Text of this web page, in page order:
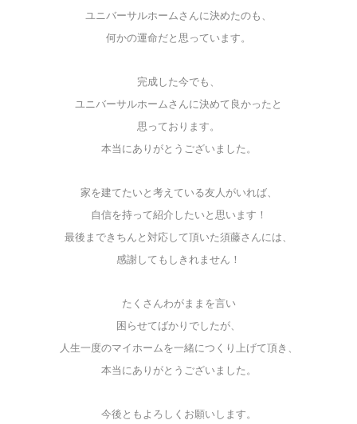
ユニバーサルホームさんに決めたのも、
何かの運命だと思っています。
完成した今でも、
ユニバーサルホームさんに決めて良かったと
思っております。
本当にありがとうございました。
家を建てたいと考えている友人がいれば、
自信を持って紹介したいと思います！
最後まできちんと対応して頂いた須藤さんには、
感謝してもしきれません！
たくさんわがままを言い
困らせてばかりでしたが、
人生一度のマイホームを一緒につくり上げて頂き、
本当にありがとうございました。
今後ともよろしくお願いします。